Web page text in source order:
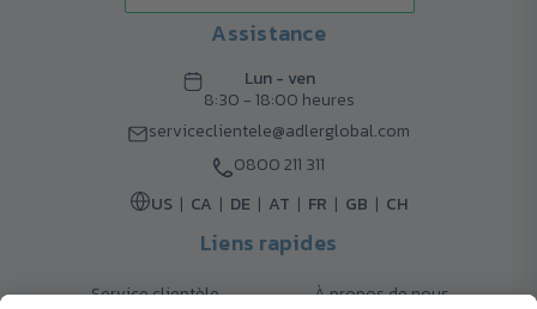
Assistance
Lun - ven
8:30 - 18:00 heures
serviceclientele@adlerglobal.com
0800 211 311
US
CA DE AT FR GB CH
Liens rapides
Service clientèle
À propos de nous